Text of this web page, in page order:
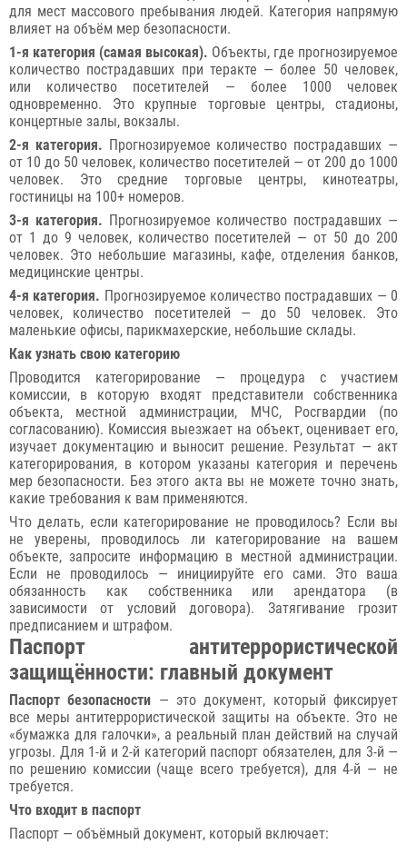
для мест массового пребывания людей. Категория напрямую
влияет на объём мер безопасности.
1-я категория (самая высокая). Объекты, где прогнозируемое
количество пострадавших при теракте — более 50 человек,
или количество посетителей — более 1000 человек
одновременно. Это крупные торговые центры, стадионы,
концертные залы, вокзалы.
2-я категория. Прогнозируемое количество пострадавших —
от 10 до 50 человек, количество посетителей — от 200 до 1000
человек. Это средние торговые центры, кинотеатры,
гостиницы на 100+ номеров.
3-я категория. Прогнозируемое количество пострадавших —
от 1 до 9 человек, количество посетителей — от 50 до 200
человек. Это небольшие магазины, кафе, отделения банков,
медицинские центры.
4-я категория. Прогнозируемое количество пострадавших — 0
человек, количество посетителей — до 50 человек. Это
маленькие офисы, парикмахерские, небольшие склады.
Как узнать свою категорию
Проводится категорирование — процедура с участием
комиссии, в которую входят представители собственника
объекта, местной администрации, МЧС, Росгвардии (по
согласованию). Комиссия выезжает на объект, оценивает его,
изучает документацию и выносит решение. Результат — акт
категорирования, в котором указаны категория и перечень
мер безопасности. Без этого акта вы не можете точно знать,
какие требования к вам применяются.
Что делать, если категорирование не проводилось? Если вы
не уверены, проводилось ли категорирование на вашем
объекте, запросите информацию в местной администрации.
Если не проводилось — инициируйте его сами. Это ваша
обязанность как собственника или арендатора (в
зависимости от условий договора). Затягивание грозит
предписанием и штрафом.
Паспорт антитеррористической
защищённости: главный документ
Паспорт безопасности — это документ, который фиксирует
все меры антитеррористической защиты на объекте. Это не
«бумажка для галочки», а реальный план действий на случай
угрозы. Для 1-й и 2-й категорий паспорт обязателен, для 3-й —
по решению комиссии (чаще всего требуется), для 4-й — не
требуется.
Что входит в паспорт
Паспорт — объёмный документ, который включает: